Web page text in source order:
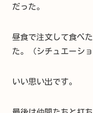
だった。
昼食で注文して食べ
た。（シチュエーシ
いい思い出です。